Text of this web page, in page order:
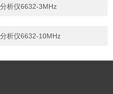
析仪6632-3MHz
析仪6632-10MHz